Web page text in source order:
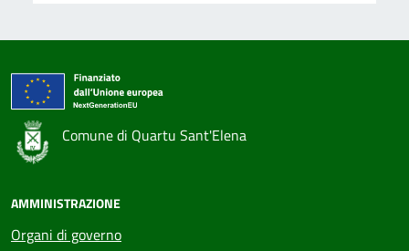
Comune di Quartu Sant'Elena
AMMINISTRAZIONE
Organi di governo